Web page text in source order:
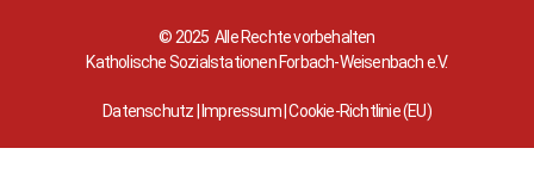
© 2025 Alle Rechte vorbehalten
Katholische Sozialstationen Forbach-Weisenbach e.V.
Datenschutz Impressum|Cookie-Richtlinie (EU)